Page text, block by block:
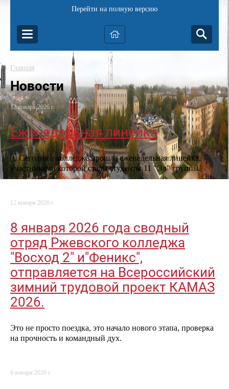
Перейти на полную версию
Главная
Новости
12 января 2026 г.
Еженедельная линейка
🗓️ Сегодня в колледже прошла еженедельная линейка,
участниками которой стали студенты 11 "Эл" группы.
12 января 2026 г.
8 января 2026 года сводный
отряд Ржевского колледжа
"Восход 2" и"Феникс",
отправляется на Всероссийский
зимний трудовой проект КАМАЗ
2026.
Это не просто поездка, это начало нового этапа, проверка
на прочность и командный дух.
6 января 2026 г.